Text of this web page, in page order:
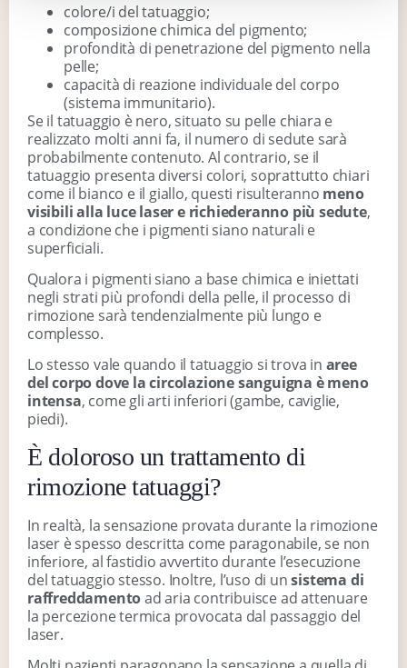
colore/i del tatuaggio;
composizione chimica del pigmento;
profondità di penetrazione del pigmento nella
pelle;
capacità di reazione individuale del corpo
(sistema immunitario).
Se il tatuaggio è nero, situato su pelle chiara e
realizzato molti anni fa, il numero di sedute sarà
probabilmente contenuto. Al contrario, se il
tatuaggio presenta diversi colori, soprattutto chiari
come il bianco e il giallo, questi risulteranno meno
visibili alla luce laser e richiederanno più sedute,
a condizione che i pigmenti siano naturali e
superficiali.
Qualora i pigmenti siano a base chimica e iniettati
negli strati più profondi della pelle, il processo di
rimozione sarà tendenzialmente più lungo e
complesso.
Lo stesso vale quando il tatuaggio si trova in aree
del corpo dove la circolazione sanguigna è meno
intensa, come gli arti inferiori (gambe, caviglie,
piedi).
È doloroso un trattamento di
rimozione tatuaggi?
In realtà, la sensazione provata durante la rimozione
laser è spesso descritta come paragonabile, se non
inferiore, al fastidio avvertito durante l’esecuzione
del tatuaggio stesso. Inoltre, l’uso di unsistema di
raffreddamentoad aria contribuisce ad attenuare
la percezione termica provocata dal passaggio del
laser.